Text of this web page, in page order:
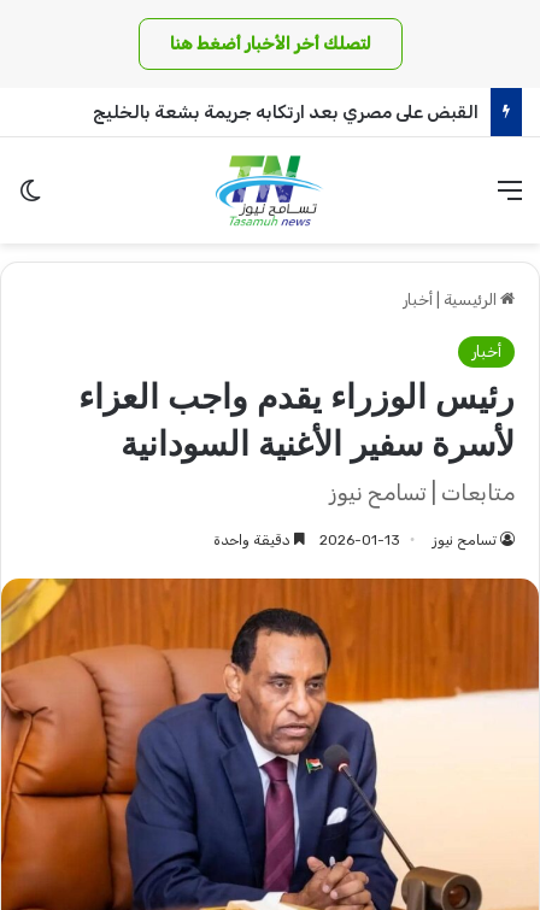
لتصلك أخر الأخبار أضغط هنا
القبض على مصري بعد ارتكابه جريمة بشعة بالخليج
القائمة
الرئيسية أخبار
أخبار
رئيس الوزراء يقدم واجب العزاء
لأسرة سفير الأغنية السودانية
متابعات | تسامح نيوز
تسامح نيوز 2026-01-13 دقيقة واحدة